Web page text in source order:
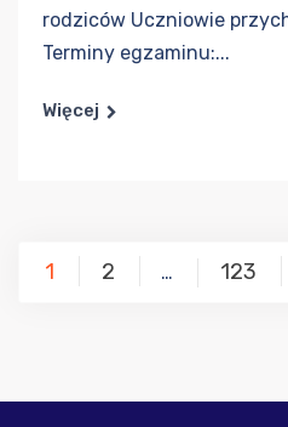
rodziców Uczniowie
Terminy egzaminu:...
Więcej
Stronicowanie
1 2 … 123